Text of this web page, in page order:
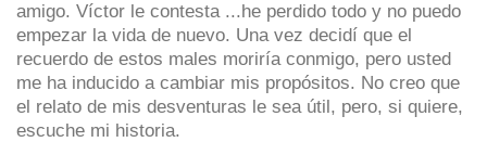
amigo. Víctor le contesta ...he perdido todo y no puedo
empezar la vida de nuevo. Una vez decidí que el
recuerdo de estos males moriría conmigo, pero usted
me ha inducido a cambiar mis propósitos. No creo que
el relato de mis desventuras le sea útil, pero, si quiere,
escuche mi historia.